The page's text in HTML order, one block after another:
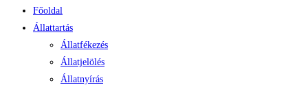
Főoldal
Állattartás
Állatfékezés
Állatjelölés
Állatnyírás